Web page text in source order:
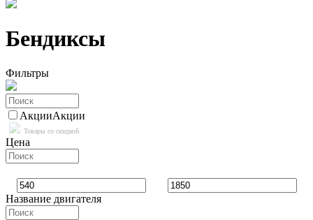
Бендиксы
Фильтры
АкцииАкции
Товары со скидкой
Цена
Название двигателя